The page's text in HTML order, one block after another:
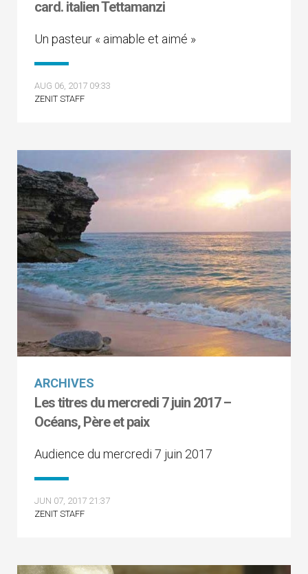
card. italien Tettamanzi
Un pasteur « aimable et aimé »
AUG 06, 2017 09:33
ZENIT STAFF
ARCHIVES
Les titres du mercredi 7 juin 2017 –
Océans, Père et paix
Audience du mercredi 7 juin 2017
JUN 07, 2017 21:37
ZENIT STAFF